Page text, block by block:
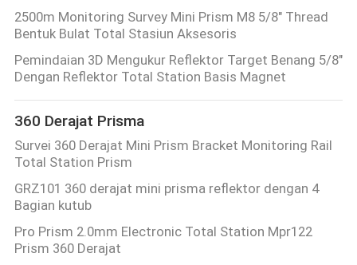
SITEMAP
PRIVACY
POLICY
2500m Monitoring Survey Mini Prism M8 5/8" Thread
Bentuk Bulat Total Stasiun Aksesoris
Pemindaian 3D Mengukur Reflektor Target Benang 5/8"
Dengan Reflektor Total Station Basis Magnet
360 Derajat Prisma
Survei 360 Derajat Mini Prism Bracket Monitoring Rail
Total Station Prism
GRZ101 360 derajat mini prisma reflektor dengan 4
Bagian kutub
Pro Prism 2.0mm Electronic Total Station Mpr122
Prism 360 Derajat